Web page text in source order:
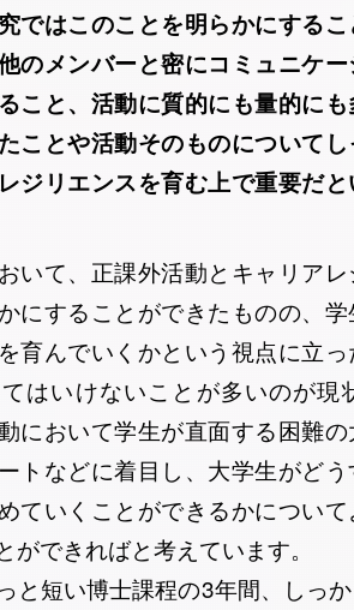
ではこのことを明らかにする
のメンバーと密にコミュニケ
こと、活動に質的にも量的に
ことや活動そのものについて
ジリエンスを育む上で重要だ
いて、正課外活動とキャリア
にすることができたものの、
育んでいくかという視点に立
はいけないことが多いのが現
において学生が直面する困難
トなどに着目し、大学生がど
ていくことができるかについ
ができればと考えています。
と短い博士課程の3年間、しっ